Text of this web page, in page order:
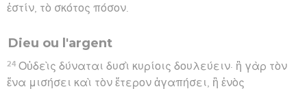
ἐστίν, τὸ σκότος πόσον.
Dieu ou l'argent
24 Οὐδεὶς δύναται δυσὶ κυρίοις δουλεύειν· ἢ γὰρ τὸν
ἕνα μισήσει καὶ τὸν ἕτερον ἀγαπήσει, ἢ ἑνὸς